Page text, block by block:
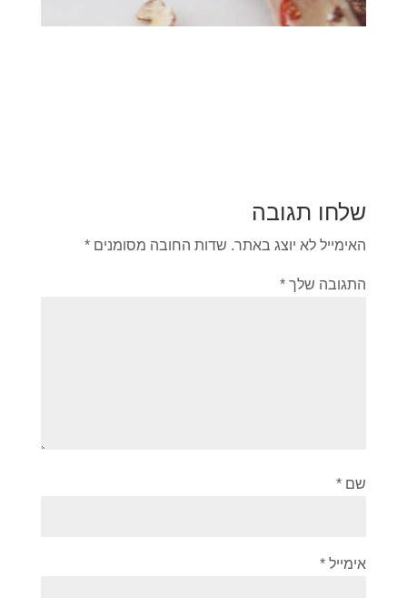
שלחו תגובה
האימייל לא יוצג באתר. שדות החובה מסומנים *
התגובה שלך *
שם *
אימייל *